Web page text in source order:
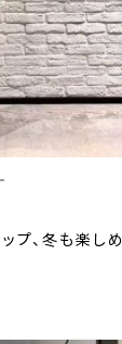
プ、冬も楽しめ